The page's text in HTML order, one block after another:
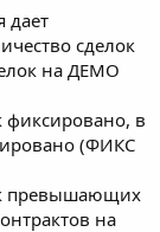
дает
сделок
на ДЕМО
фиксировано, в
(ФИКС
превышающих
на